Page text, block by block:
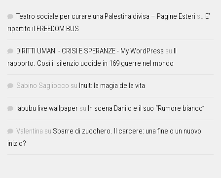
Teatro sociale per curare una Palestina divisa – Pagine Esteri su E’
ripartito il FREEDOM BUS
DIRITTI UMANI - CRISI E SPERANZE - My WordPress su Il
rapporto. Così il silenzio uccide in 169 guerre nel mondo
Sabino Sagliocco su Inuit: la magia della vita
labubu live wallpaper su In scena Danilo e il suo “Rumore bianco”
Valentina su Sbarre di zucchero. Il carcere: una fine o un nuovo
inizio?